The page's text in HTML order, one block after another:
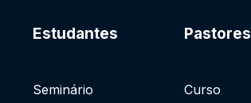
Estudantes
Seminário
Pastores
Curso